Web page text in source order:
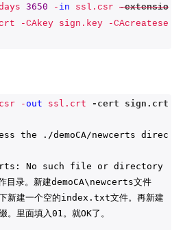
3650 - in ssl.csr -extensio
-CAkey sign.key -CAcreatese
-out ssl.crt
-cert sign.crt
the ./demoCA/newcerts direc
No such file or directory
目录。新建demoCA\newcerts文件
下新建一个空的index.txt文件。再新建
里面填入01。就OK了。